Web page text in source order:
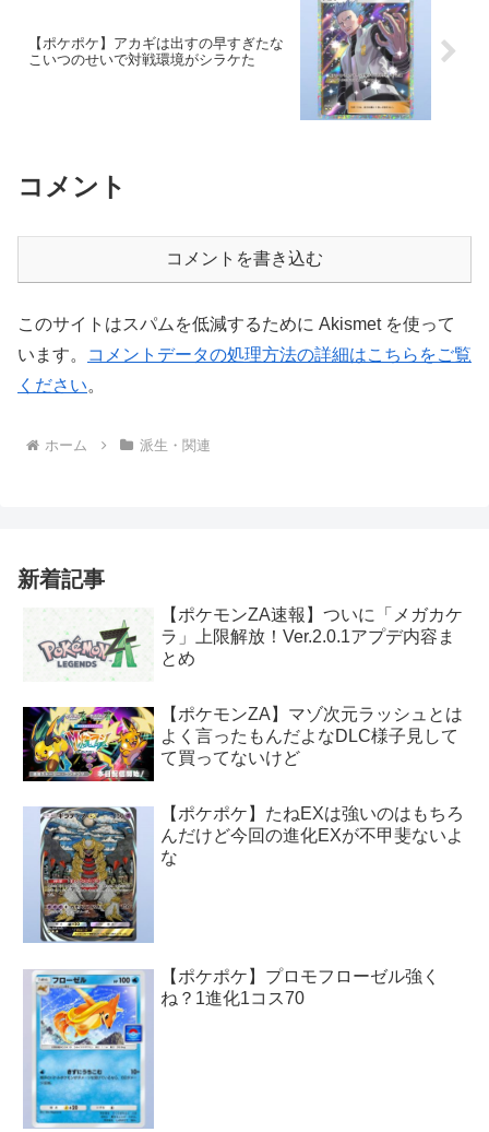
【ポケポケ】アカギは出すの早すぎたな
こいつのせいで対戦環境がシラケた
コメント
コメントを書き込む
このサイトはスパムを低減するために Akismet を使って
います。
コメントデータの処理方法の詳細はこちらをご覧
ください。
ホーム 派生・関連
新着記事
【ポケモンZA速報】ついに「メガカケ
ラ」上限解放！Ver.2.0.1アプデ内容ま
とめ
【ポケモンZA】マゾ次元ラッシュとは
よく言ったもんだよなDLC様子見して
て買ってないけど
【ポケポケ】たねEXは強いのはもちろ
んだけど今回の進化EXが不甲斐ないよ
な
【ポケポケ】プロモフローゼル強く
ね？1進化1コス70